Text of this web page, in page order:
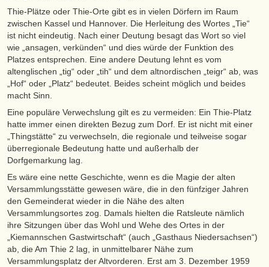
Thie-Plätze oder Thie-Orte gibt es in vielen Dörfern im Raum
zwischen Kassel und Hannover. Die Herleitung des Wortes „Tie“
ist nicht eindeutig. Nach einer Deutung besagt das Wort so viel
wie „ansagen, verkünden“ und dies würde der Funktion des
Platzes entsprechen. Eine andere Deutung lehnt es vom
altenglischen „tig“ oder „tih“ und dem altnordischen „teigr“ ab, was
„Hof“ oder „Platz“ bedeutet. Beides scheint möglich und beides
macht Sinn.
Eine populäre Verwechslung gilt es zu vermeiden: Ein Thie-Platz
hatte immer einen direkten Bezug zum Dorf. Er ist nicht mit einer
„Thingstätte“ zu verwechseln, die regionale und teilweise sogar
überregionale Bedeutung hatte und außerhalb der
Dorfgemarkung lag.
Es wäre eine nette Geschichte, wenn es die Magie der alten
Versammlungsstätte gewesen wäre, die in den fünfziger Jahren
den Gemeinderat wieder in die Nähe des alten
Versammlungsortes zog. Damals hielten die Ratsleute nämlich
ihre Sitzungen über das Wohl und Wehe des Ortes in der
„Kiemannschen Gastwirtschaft“ (auch „Gasthaus Niedersachsen“)
ab, die Am Thie 2 lag, in unmittelbarer Nähe zum
Versammlungsplatz der Altvorderen. Erst am 3. Dezember 1959